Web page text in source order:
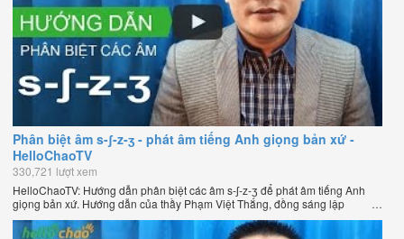
Phân biệt âm s-ʃ-z-ʒ - phát âm tiếng Anh giọng bản xứ -
HelloChaoTV
330,721 lượt xem
HelloChaoTV: Hướng dẫn phân biệt các âm s-ʃ-z-ʒ để phát âm tiếng Anh
giọng bản xứ. Hướng dẫn của thầy Phạm Việt Thắng, đồng sáng lập
HelloChao.vn - Chương trình dạy tiếng Anh trực tuyến chặt chẽ nhất thế
giới.